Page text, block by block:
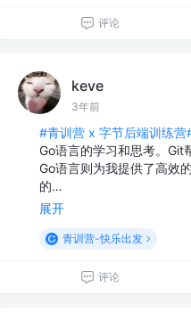
评论
keve
3年前
#青训营 x 字节后端训练营
Go语言的学习和思考。Git
Go语言则为我提供了高效
的…
展开
青训营-快乐出发
评论